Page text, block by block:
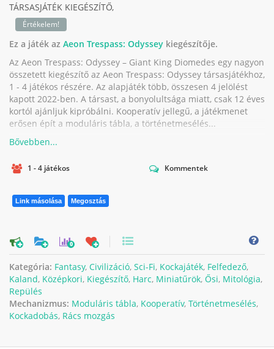
TÁRSASJÁTÉK KIEGÉSZÍTŐ,
Értékelem!
Ez a játék az Aeon Trespass: Odyssey kiegészítője.
Az Aeon Trespass: Odyssey – Giant King Diomedes egy nagyon
összetett kiegészítő az Aeon Trespass: Odyssey társasjátékhoz,
1 - 4 játékos részére. Az alapjáték több, összesen 4 jelölést
kapott 2022-ben. A társast, a bonyolultsága miatt, csak 12 éves
kortól ajánljuk kipróbálni. Kooperatív jellegű, a játékmenet
erősen épít a moduláris tábla, a történetmesélés...
1 - 4 játékos Kommentek
Link másolása Megosztás
0
Kategória: Fantasy, Civilizáció, Sci-Fi, Kockajáték, Felfedező,
Kaland, Középkori, Kiegészítő, Harc, Miniatűrök, Ősi, Mitológia,
Repülés
Mechanizmus: Moduláris tábla, Kooperatív, Történetmesélés,
Kockadobás, Rács mozgás